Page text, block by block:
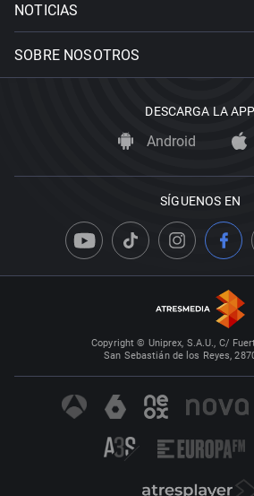
NOTICIAS
SOBRE NOSOTROS
DESCARGA LA APP
Android
SÍGUENOS EN
Copyright © Uniprex, S.A.U., C/
San Sebastián de los Reyes,